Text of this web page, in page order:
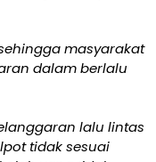
masyarakat
dalam berlalu
lalu lintas
tidak sesuai